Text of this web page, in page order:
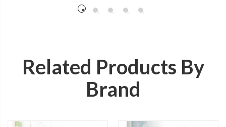
Related Products By
Brand